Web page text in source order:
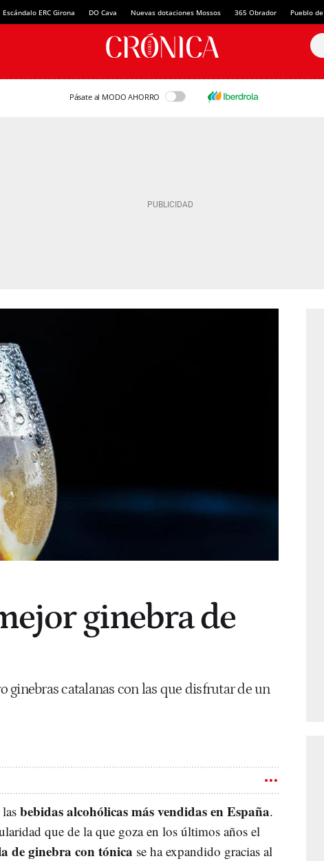
Escándalo ERC Girona DO Cava Nuevas dotaciones Mossos 365 Obrador Pueblo
Pásate al MODO AHORRO
ginebra de
ginebras catalanas con las que disfrutar de un
bebidas alcohólicas más vendidas en España.
que de la que goza en los últimos años el
de ginebra con tónica se ha expandido gracias al